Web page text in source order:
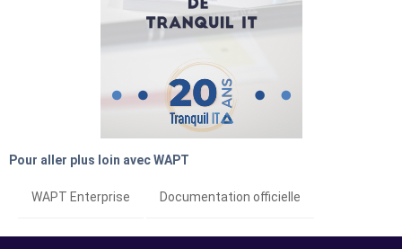
Pour aller plus loin avec WAPT
WAPT Enterprise Documentation officielle